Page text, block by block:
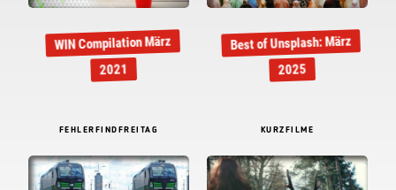
WIN Compilation März
2021
Best of Unsplash: März
2025
FEHLERFINDFREITAG KURZFILME